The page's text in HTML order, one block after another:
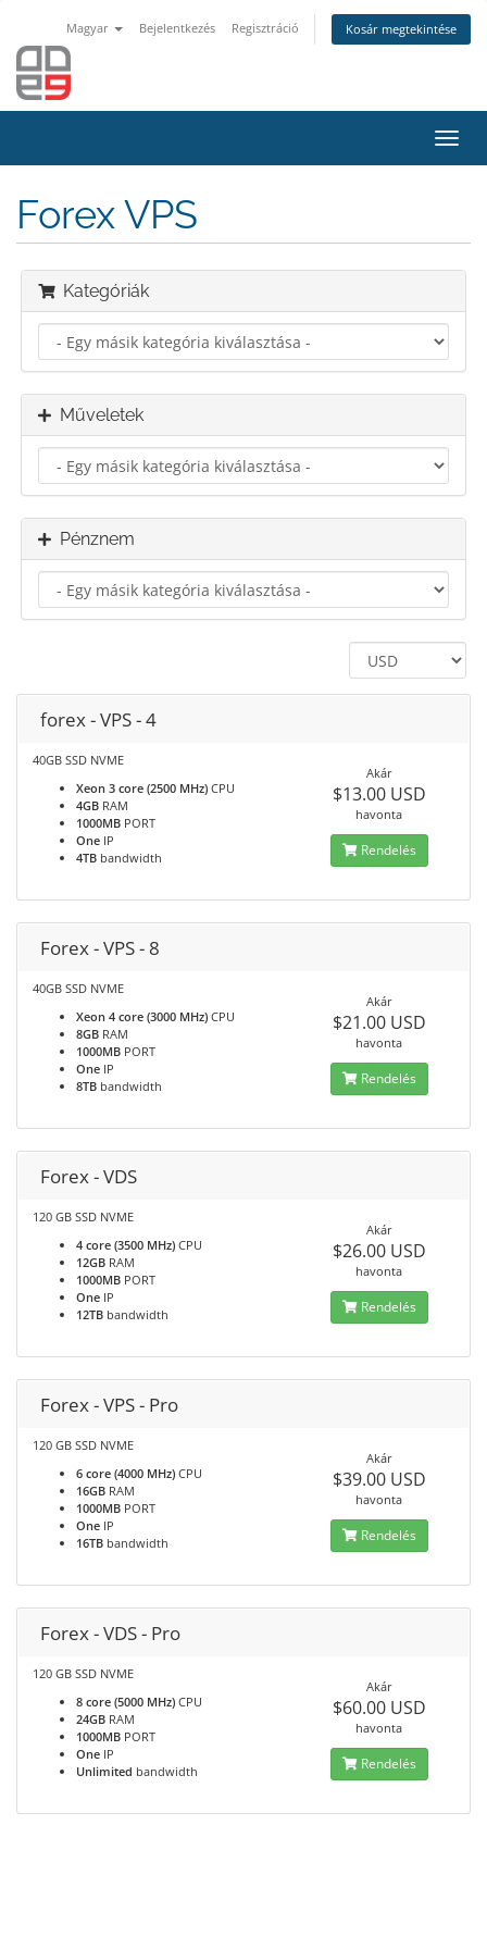
Magyar Bejelentkezés Regisztráció Kosár megtekintése
a
Forex VPS
Kategóriák
Műveletek
Pénznem
forex - VPS - 4
40GB SSD NVME
Xeon 3 core (2500 MHz) CPU
4GB RAM
1000MB PORT
One IP
4TB bandwidth
Akár
$13.00 USD
havonta
Rendelés
Forex - VPS - 8
40GB SSD NVME
Xeon 4 core (3000 MHz) CPU
8GB RAM
1000MB PORT
One IP
8TB bandwidth
Akár
$21.00 USD
havonta
Rendelés
Forex - VDS
120 GB SSD NVME
4 core (3500 MHz) CPU
12GB RAM
1000MB PORT
One IP
12TB bandwidth
Akár
$26.00 USD
havonta
Rendelés
Forex - VPS - Pro
120 GB SSD NVME
6 core (4000 MHz) CPU
16GB RAM
1000MB PORT
One IP
16TB bandwidth
Akár
$39.00 USD
havonta
Rendelés
Forex - VDS - Pro
120 GB SSD NVME
8 core (5000 MHz) CPU
24GB RAM
1000MB PORT
One IP
Unlimited bandwidth
Akár
$60.00 USD
havonta
Rendelés